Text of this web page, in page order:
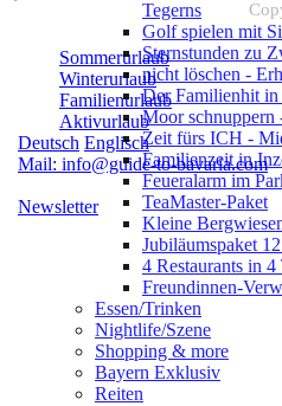
Sommerurlaub
Winterurlaub
Familienurlaub
Aktivurlaub
Deutsch Englisch
Mail: info@guide-to-bavaria.com
Newsletter
Tegerns
Golf spielen mit
Sternstunden zu
nicht löschen -
Der Familienhit
Moor schnuppern
Zeit fürs ICH -
Familienzeit in
Feueralarm im
TeaMaster-Paket
Kleine
Jubiläumspaket
4 Restaurants in 4
Freundinnen-
Essen/Trinken
Nightlife/Szene
Shopping & more
Bayern Exklusiv
Reiten